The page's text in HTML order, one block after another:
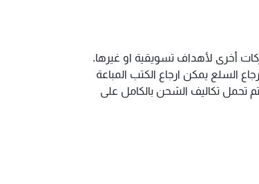
أخرى لأهداف تسويقية او غيرها.
السلع يمكن ارجاع الكتب المباعة
تحمل تكاليف الشحن بالكامل على